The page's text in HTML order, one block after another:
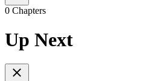
0 Chapters
Up Next